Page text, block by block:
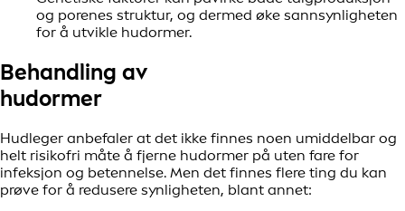
og porenes struktur, og dermed øke sannsynligheten
for å utvikle hudormer.
Behandling av
hudormer
Hudleger anbefaler at det ikke finnes noen umiddelbar og
helt risikofri måte å fjerne hudormer på uten fare for
infeksjon og betennelse. Men det finnes flere ting du kan
prøve for å redusere synligheten, blant annet: